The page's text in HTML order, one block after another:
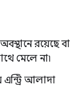
রয়েছে বা
মেলে না৷
এন্ট্রি আলাদা